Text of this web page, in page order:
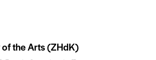
the Arts (ZHdK)